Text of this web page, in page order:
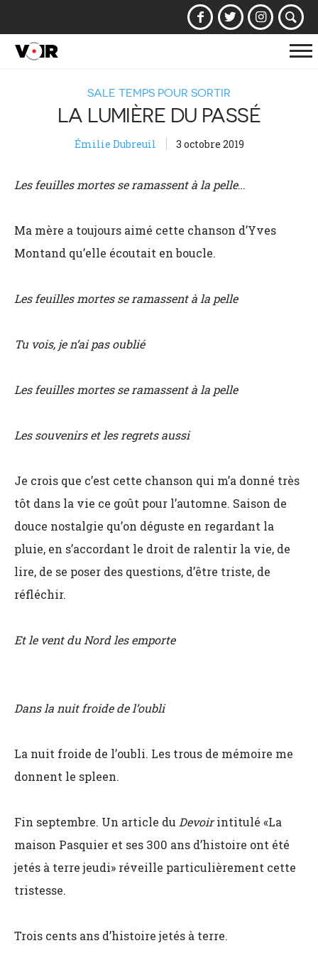
SALE TEMPS POUR SORTIR
LA LUMIÈRE DU PASSÉ
Émilie Dubreuil 3 octobre 2019
Les feuilles mortes se ramassent à la pelle…
Ma mère a toujours aimé cette chanson d’Yves
Montand qu’elle écoutait en boucle.
Les feuilles mortes se ramassent à la pelle
Tu vois, je n’ai pas oublié
Les feuilles mortes se ramassent à la pelle
Les souvenirs et les regrets aussi
Je crois que c’est cette chanson qui m’a donné très
tôt dans la vie ce goût pour l’automne. Saison de
douce nostalgie qu’on déguste en regardant la
pluie, en s’accordant le droit de ralentir la vie, de
lire, de se poser des questions, d’être triste, de
réfléchir.
Et le vent du Nord les emporte
Dans la nuit froide de l’oubli
La nuit froide de l’oubli. Les trous de mémoire me
donnent le spleen.
Fin septembre. Un article du Devoirintitulé «La
maison Pasquier et ses 300 ans d’histoire ont été
jetés à terre jeudi» réveille particulièrement cette
tristesse.
Trois cents ans d’histoire jetés à terre.